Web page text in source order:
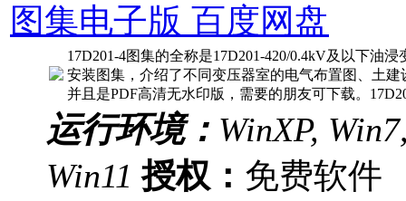
图集电子版 百度网盘
17D201-4图集的全称是17D201-420/0.4kV及以下油
安装图集，介绍了不同变压器室的电气布置图、土
并且是PDF高清无水印版，需要的朋友可下载。
运行环境： WinXP,
Win11 授权： 免费软